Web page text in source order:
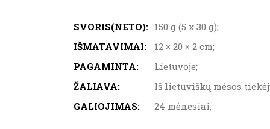
SVORIS(NETO): 150 g (5 x 30 g);
IŠMATAVIMAI:
12 × 20 × 2 cm;
PAGAMINTA:
Lietuvoje;
ŽALIAVA:
Iš lietuviškų mėsos
GALIOJIMAS:
24 mėnesiai;